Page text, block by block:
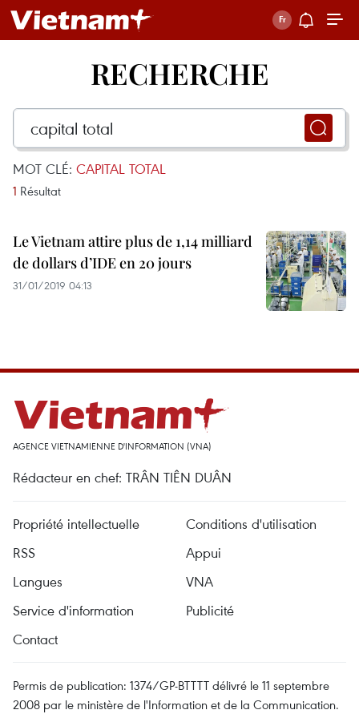
RECHERCHE
MOT CLÉ: CAPITAL TOTAL
1 Résultat
Le Vietnam attire plus de 1,14 milliard
de dollars d’IDE en 20 jours
31/01/2019 04:13
AGENCE VIETNAMIENNE D'INFORMATION (VNA)
Rédacteur en chef: TRÂN TIÊN DUÂN
Propriété intellectuelle
Conditions d'utilisation
RSS
Appui
Langues
VNA
Service d'information
Publicité
Contact
Permis de publication: 1374/GP-BTTTT délivré le 11 septembre
2008 par le ministère de l'Information et de la Communication.